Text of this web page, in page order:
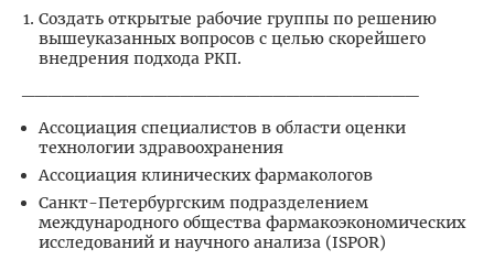
Создать открытые рабочие группы по решению
вышеуказанных вопросов с целью скорейшего
внедрения подхода РКП.
Ассоциация специалистов в области оценки
технологии здравоохранения
Ассоциация клинических фармакологов
Санкт-Петербургским подразделением
международного общества фармакоэкономических
исследований и научного анализа (ISPOR)